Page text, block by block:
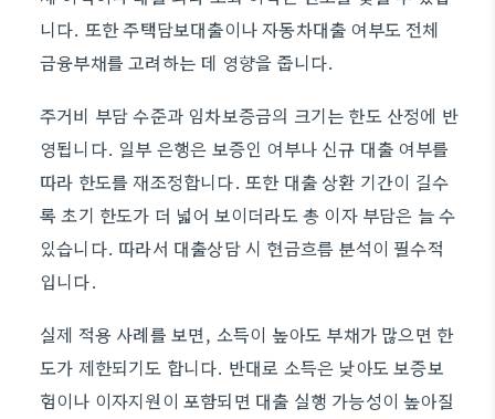
니다. 또한 주택담보대출이나 자동차대출 여부도 전체
금융부채를 고려하는 데 영향을 줍니다.
주거비 부담 수준과 임차보증금의 크기는 한도 산정에 반
영됩니다. 일부 은행은 보증인 여부나 신규 대출 여부를
따라 한도를 재조정합니다. 또한 대출 상환 기간이 길수
록 초기 한도가 더 넓어 보이더라도 총 이자 부담은 늘 수
있습니다. 따라서 대출상담 시 현금흐름 분석이 필수적
입니다.
실제 적용 사례를 보면, 소득이 높아도 부채가 많으면 한
도가 제한되기도 합니다. 반대로 소득은 낮아도 보증보
험이나 이자지원이 포함되면 대출 실행 가능성이 높아질